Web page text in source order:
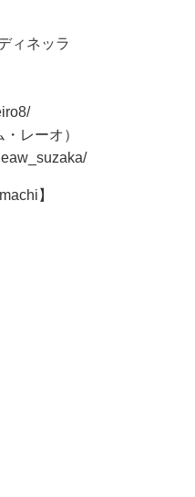
ィネッラ
レーオ）
】